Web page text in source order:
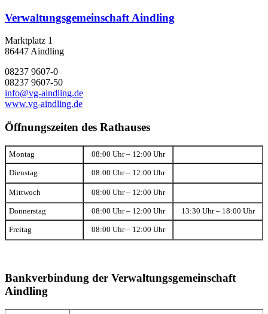
Verwaltungsgemeinschaft Aindling
Marktplatz 1
86447 Aindling
08237 9607-0
08237 9607-50
info@vg-aindling.de
www.vg-aindling.de
Öffnungszeiten des Rathauses
Montag 08:00 Uhr – 12:00 Uhr
Dienstag 08:00 Uhr – 12:00 Uhr
Mittwoch 08:00 Uhr – 12:00 Uhr
Donnerstag 08:00 Uhr – 12:00 Uhr 13:30 Uhr – 18:00 Uhr
Freitag 08:00 Uhr – 12:00 Uhr
Bankverbindung der Verwaltungsgemeinschaft
Aindling